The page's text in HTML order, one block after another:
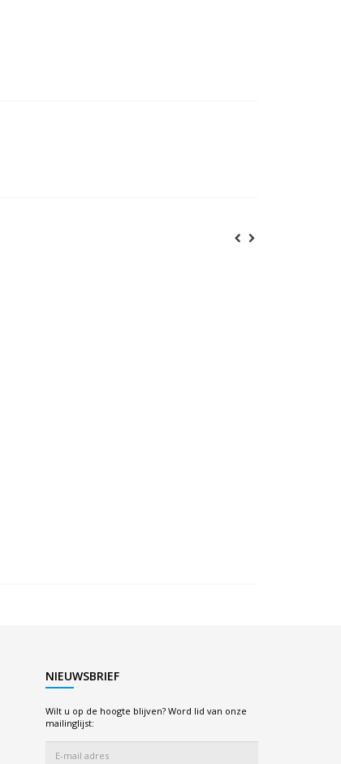
NIEUWSBRIEF
Wilt u op de hoogte blijven? Word lid van onze
mailinglijst: